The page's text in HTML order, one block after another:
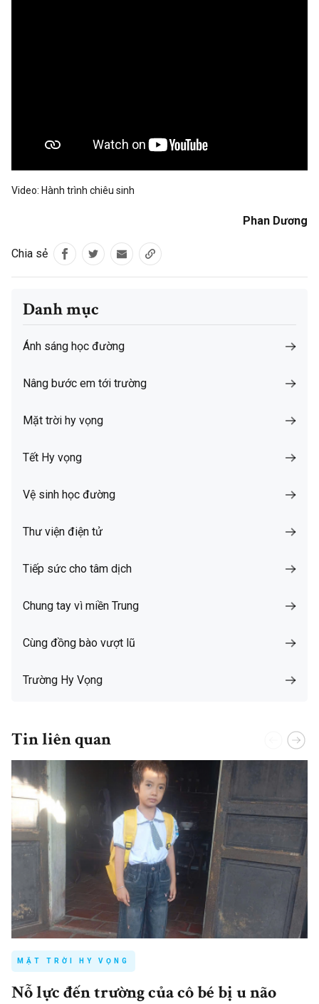
Video: Hành trình chiêu sinh
Phan Dương
Chia sẻ
Danh mục
Ánh sáng học đường
Nâng bước em tới trường
Mặt trời hy vọng
Tết Hy vọng
Vệ sinh học đường
Thư viện điện tử
Tiếp sức cho tâm dịch
Chung tay vì miền Trung
Cùng đồng bào vượt lũ
Trường Hy Vọng
Tin liên quan
MẶT TRỜI HY VỌNG
Nỗ lực đến trường của cô bé bị u não